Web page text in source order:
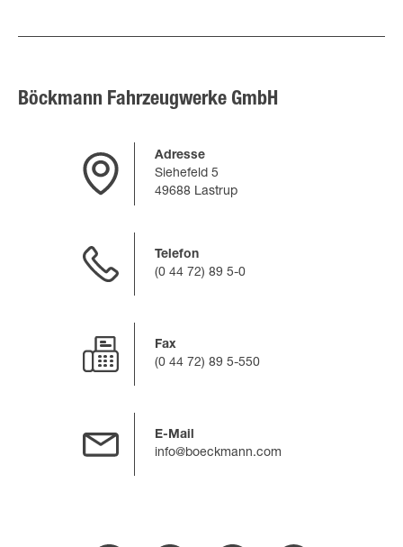
Böckmann Fahrzeugwerke GmbH
Adresse
Siehefeld 5
49688 Lastrup
Telefon
(0 44 72) 89 5-0
Fax
(0 44 72) 89 5-550
E-Mail
info@boeckmann.com